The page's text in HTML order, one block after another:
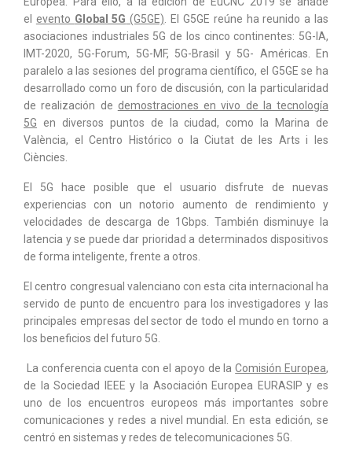
el evento Global 5G (G5GE) . El G5GE reúne ha reunido a las
asociaciones industriales 5G de los cinco continentes: 5G-IA,
IMT-2020, 5G-Forum, 5G-MF, 5G-Brasil y 5G- Américas. En
paralelo a las sesiones del programa científico, el G5GE se ha
desarrollado como un foro de discusión, con la particularidad
de realización de demostraciones en vivo de la tecnología
5G en diversos puntos de la ciudad, como la Marina de
València, el Centro Histórico o la Ciutat de les Arts i les
Ciències.
El 5G hace posible que el usuario disfrute de nuevas
experiencias con un notorio aumento de rendimiento y
velocidades de descarga de 1Gbps. También disminuye la
latencia y se puede dar prioridad a determinados dispositivos
de forma inteligente, frente a otros.
El centro congresual valenciano con esta cita internacional ha
servido de punto de encuentro para los investigadores y las
principales empresas del sector de todo el mundo en torno a
los beneficios del futuro 5G.
La conferencia cuenta con el apoyo de laComisión Europea,
de la Sociedad IEEE y la Asociación Europea EURASIP y es
uno de los encuentros europeos más importantes sobre
comunicaciones y redes a nivel mundial. En esta edición, se
centró en sistemas y redes de telecomunicaciones 5G.